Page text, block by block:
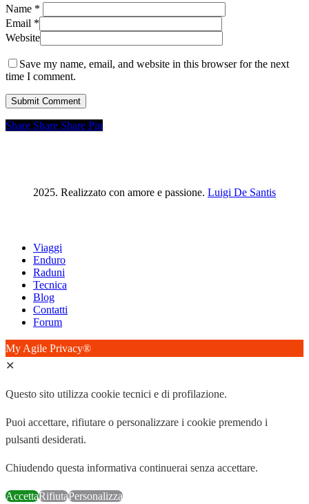
Name *
Email *
Website
Save my name, email, and website in this browser for the next
time I comment.
Share
Share Share Share Pin
2025. Realizzato con amore e passione. Luigi De Santis
Close
Menu
Viaggi
Enduro
Raduni
Tecnica
Blog
Contatti
Forum
My Agile Privacy®
✕
Questo sito utilizza cookie tecnici e di profilazione.
Puoi accettare, rifiutare o personalizzare i cookie premendo i
pulsanti desiderati.
Chiudendo questa informativa continuerai senza accettare.
AccettaRifiutaPersonalizza